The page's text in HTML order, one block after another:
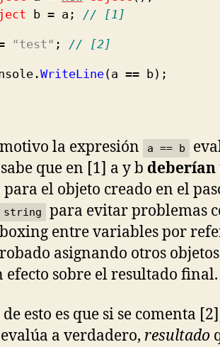
b = a; // [1]
"test" ; // [2]
WriteLine(a == b) ;
la expresión a == b
que en [1] a y b deberían
el objeto creado en el
string
para evitar problemas
entre variables por
asignando otros
sobre el resultado final.
esto es que si se comenta
a verdadero, resultado